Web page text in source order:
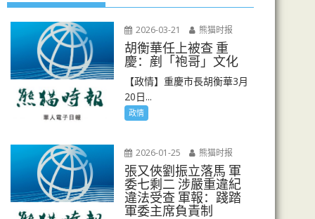
2026-03-21 熊猫时报
胡衡華任上被查 重
慶：剷「袍哥」文化
【政情】重慶市長胡衡華3月
20日...
政情
2026-01-25 熊猫时报
張又俠劉振立落馬 軍
委七剩二 涉嚴重違紀
違法受查 軍報：踐踏
軍委主席負責制